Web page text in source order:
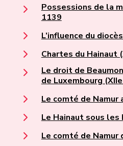
Possessions de la
1139
L’influence du
Chartes du Hainaut
Le droit de
de Luxembourg
Le comté de Namur
Le Hainaut sous les
Le comté de Namur